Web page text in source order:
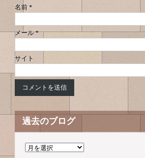
名前*
メール*
サイト
過去のブログ
過